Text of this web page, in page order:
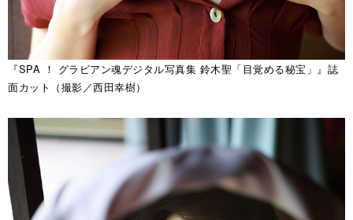
『SPA ！ グラビアン魂デジタル写真集 鈴木聖「目覚める秘宝」』誌
面カット（撮影／西田幸樹）